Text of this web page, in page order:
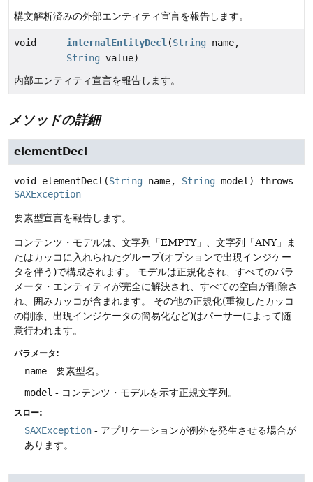
構文解析済みの外部エンティティ宣言を報告します。
void internalEntityDecl (String name,
String value)
内部エンティティ宣言を報告します。
メソッドの詳細
elementDecl
void elementDecl (String name, String model)
throws
SAXException
要素型宣言を報告します。
コンテンツ・モデルは、文字列「EMPTY」、文字列「ANY」ま
たはカッコに入れられたグループ(オプションで出現インジケー
タを伴う)で構成されます。
モデルは正規化され、すべてのパラ
メータ・エンティティが完全に解決され、すべての空白が削除さ
れ、囲みカッコが含まれます。
その他の正規化(重複したカッコ
の削除、出現インジケータの簡易化など)はパーサーによって随
意行われます。
パラメータ:
name - 要素型名。
model - コンテンツ・モデルを示す正規文字列。
スロー:
SAXException - アプリケーションが例外を発生させる場合が
あります。